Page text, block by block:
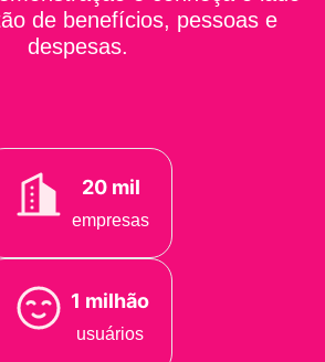
de benefícios, pessoas e
despesas.
20 mil
empresas
1 milhão
usuários